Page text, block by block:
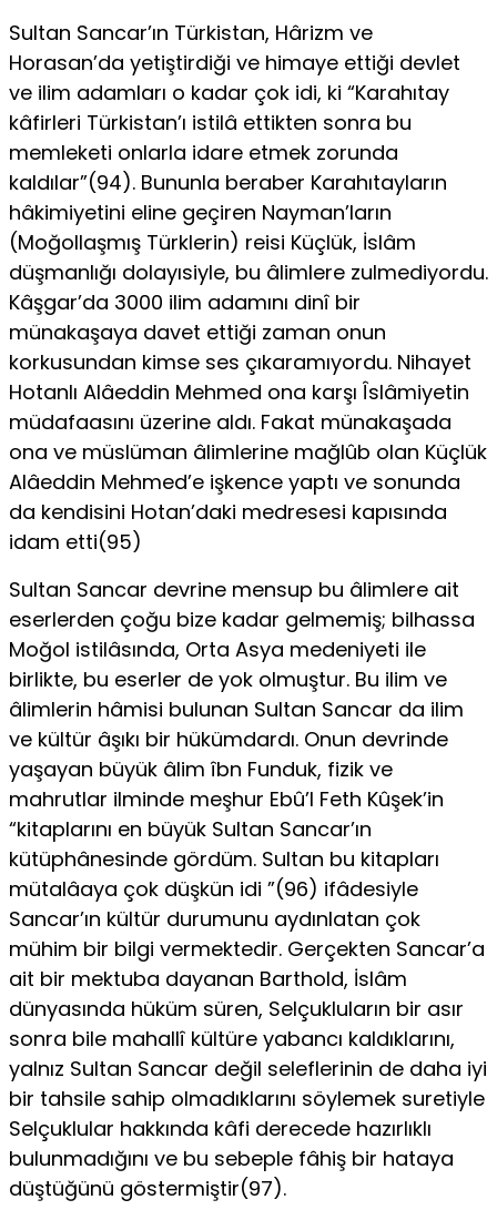
Sultan Sancar’ın Türkistan, Hârizm ve
Horasan’da yetiştirdiği ve himaye ettiği devlet
ve ilim adamları o kadar çok idi, ki “Karahıtay
kâfirleri Türkistan’ı istilâ ettikten sonra bu
memleketi onlarla idare etmek zorunda
kaldılar”(94). Bununla beraber Karahıtayların
hâkimiyetini eline ge­çiren Nayman’ların
(Moğollaşmış Türklerin) reisi Küçlük, İslâm
düşmanlığı dolayısiyle, bu âlimlere zulmediyordu.
Kâşgar’da 3000 ilim adamını dinî bir
münakaşaya davet ettiği zaman onun
korkusundan kimse ses çıkaramıyordu. Nihayet
Hotanlı Alâeddin Mehmed ona karşı Îslâmiyetin
müdafaasını üzerine aldı. Fakat münakaşada
ona ve müslüman âlimlerine mağlûb olan Küçlük
Alâeddin Mehmed’e işkence yaptı ve sonunda
da kendisini Hotan’daki medresesi kapısında
idam etti(95)
Sultan Sancar devrine mensup bu âlimlere ait
eserlerden çoğu bize kadar gelmemiş; bilhassa
Moğol istilâsında, Orta Asya medeniyeti ile
birlikte, bu eserler de yok olmuştur. Bu ilim ve
âlimlerin hâmisi bulunan Sultan Sancar da ilim
ve kültür âşıkı bir hükümdardı. Onun devrinde
yaşayan büyük âlim îbn Funduk, fizik ve
mahrutlar ilminde meşhur Ebû’l Feth Kûşek’in
“kitaplarını en büyük Sultan Sancar’ın
kütüphânesinde gördüm. Sultan bu kitapları
mütalâaya çok düşkün idi ”(96) ifâdesiyle
Sancar’ın kültür durumunu aydınlatan çok
mühim bir bilgi vermektedir. Gerçekten Sancar’a
ait bir mektuba dayanan Barthold, İslâm
dünyasında hüküm süren, Selçukluların bir asır
sonra bile mahallî kültüre yabancı kaldıklarını,
yalnız Sultan Sancar de­ğil seleflerinin de daha iyi
bir tahsile sahip olmadıklarını söylemek suretiyle
Selçuklular hakkında kâfi derecede hazırlıklı
bulunmadığını ve bu sebeple fâhiş bir hataya
düştüğünü göstermiştir(97).